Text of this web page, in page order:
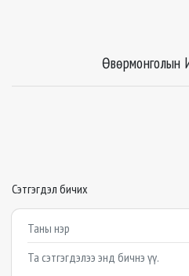
Өвөрмонголын
Сэтгэгдэл бичих
Example textarea